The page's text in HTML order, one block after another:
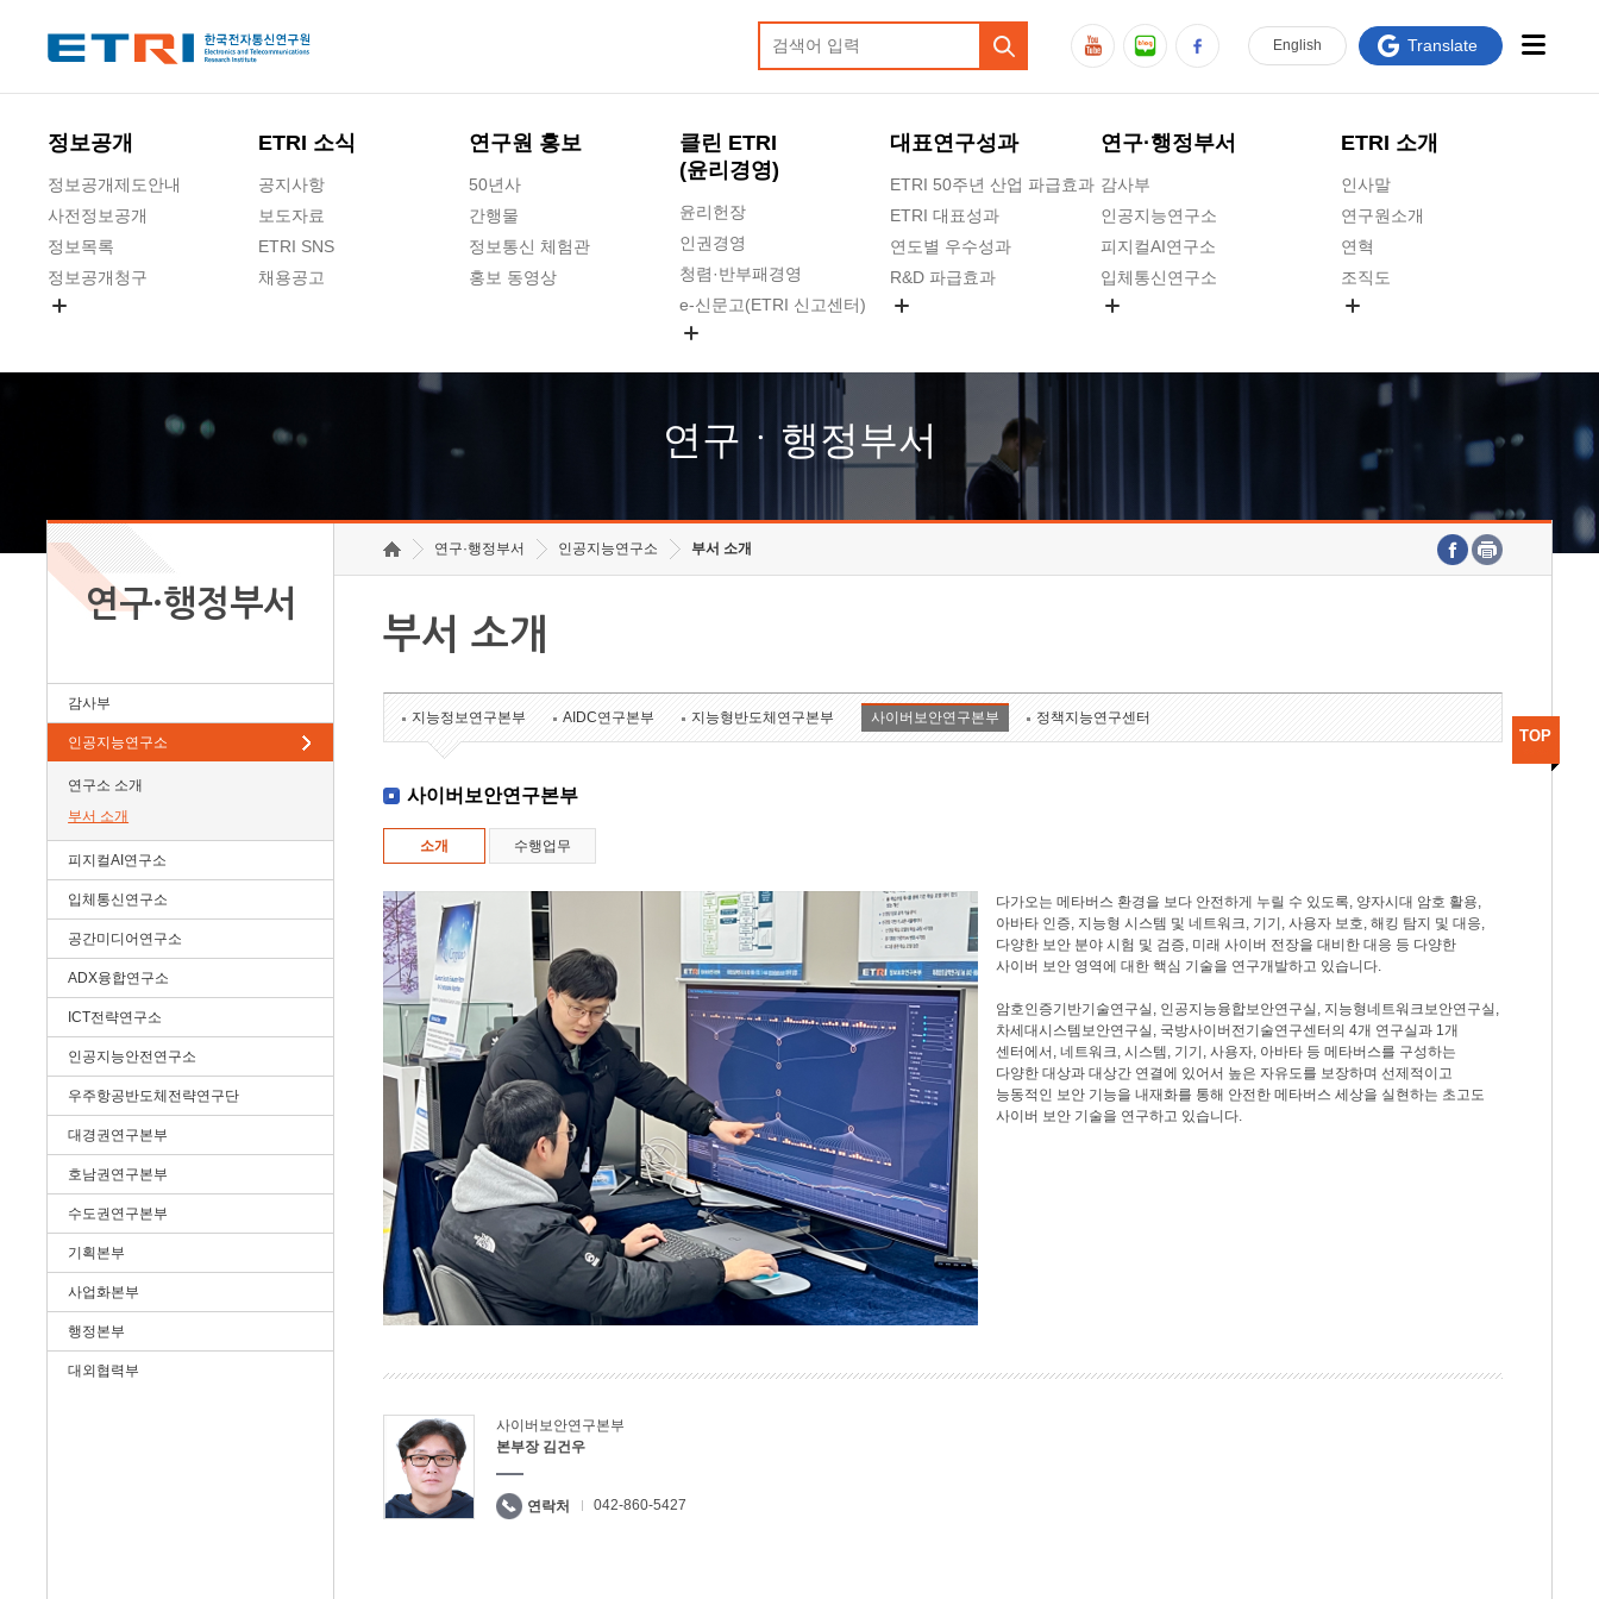
정보공개
정보공개제도안내
사전정보공개
정보목록
정보공개청구
ETRI 소식
공지사항
보도자료
ETRI SNS
채용공고
연구원 홍보
50년사
간행물
정보통신 체험관
홍보 동영상
클린 ETRI
(윤리경영)
윤리헌장
인권경영
청렴·반부패경영
e-신문고(ETRI 신고센터)
고객의소리
수의계약 현황
대표연구성과
ETRI 50주년 산업 파급효과
ETRI 대표성과
연도별 우수성과
R&D 파급효과
연구·행정부서
감사부
인공지능연구소
피지컬AI연구소
입체통신연구소
호남권연구본부
기획본부
ETRI 소개
인사말
연구원소개
연혁
조직도
연구원 고객헌장
주요업무연락처
English Translate
연구ㆍ행정부서
연구·행정부서
감사부
인공지능연구소
연구소 소개
부서 소개
피지컬AI연구소
입체통신연구소
공간미디어연구소
ADX융합연구소
ICT전략연구소
인공지능안전연구소
우주항공반도체전략연구단
대경권연구본부
호남권연구본부
수도권연구본부
기획본부
사업화본부
행정본부
대외협력부
연구·행정부서 인공지능연구소 부서 소개
부서 소개
지능정보연구본부 AIDC연구본부 지능형반도체연구본부 사이버보안연구본부 정책지능연구센터
사이버보안연구본부
소개 수행업무
다가오는 메타버스 환경을 보다 안전하게 누릴 수 있도록, 양자시대 암호 활용,
아바타 인증, 지능형 시스템 및 네트워크, 기기, 사용자 보호, 해킹 탐지 및 대응,
다양한 보안 분야 시험 및 검증, 미래 사이버 전장을 대비한 대응 등 다양한
사이버 보안 영역에 대한 핵심 기술을 연구개발하고 있습니다.
암호인증기반기술연구실, 인공지능융합보안연구실, 지능형네트워크보안연구실,
차세대시스템보안연구실, 국방사이버전기술연구센터의 4개 연구실과 1개
센터에서, 네트워크, 시스템, 기기, 사용자, 아바타 등 메타버스를 구성하는
다양한 대상과 대상간 연결에 있어서 높은 자유도를 보장하며 선제적이고
능동적인 보안 기능을 내재화를 통해 안전한 메타버스 세상을 실현하는 초고도
사이버 보안 기술을 연구하고 있습니다.
사이버보안연구본부
본부장 김건우
연락처 042-860-5427
TOP